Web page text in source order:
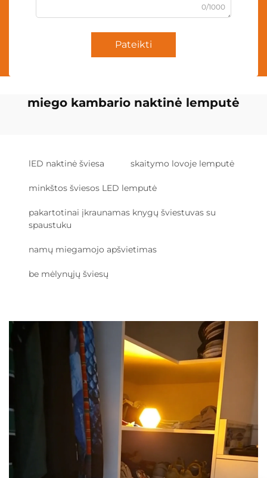
0/1000
Pateikti
miego kambario naktinė lemputė
lED naktinė šviesa skaitymo lovoje lemputė
minkštos šviesos LED lemputė
pakartotinai įkraunamas knygų šviestuvas su
spaustuku
namų miegamojo apšvietimas
be mėlynųjų šviesų